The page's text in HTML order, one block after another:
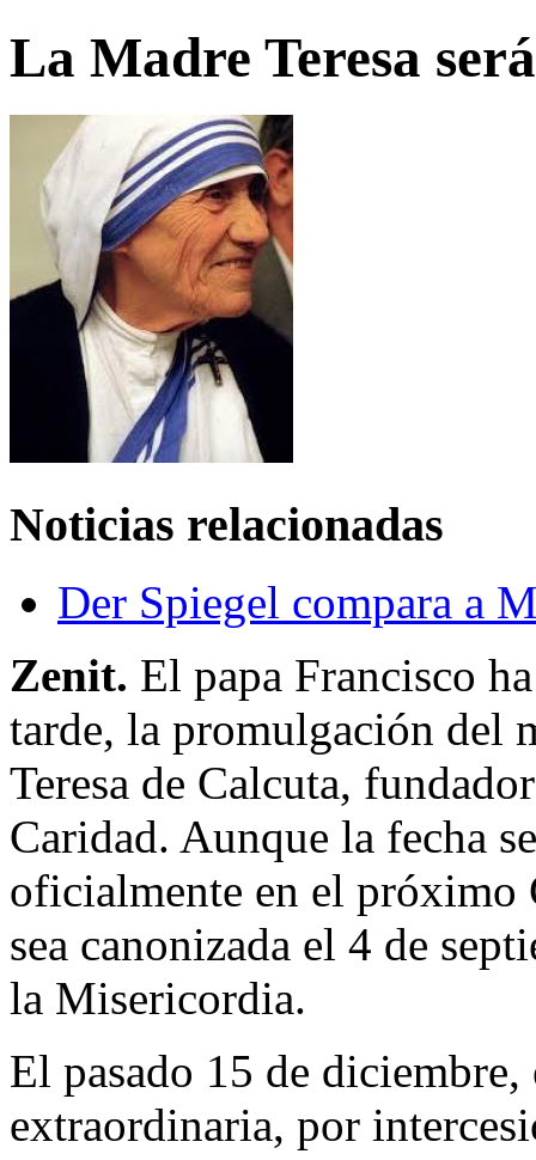
La Madre Teresa
Noticias relacionadas
Der Spiegel compara a
Zenit. El papa Francisco
tarde, la promulgación del
Teresa de Calcuta,
Caridad. Aunque la fecha
oficialmente en el próximo
sea canonizada el 4 de
la Misericordia.
El pasado 15 de diciembre,
extraordinaria, por